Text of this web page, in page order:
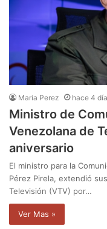
Maria Perez hace 4
Ministro de
Venezolana de
aniversario
El ministro para la
Pérez Pirela, extendió
Televisión (VTV) por…
Ver Mas »